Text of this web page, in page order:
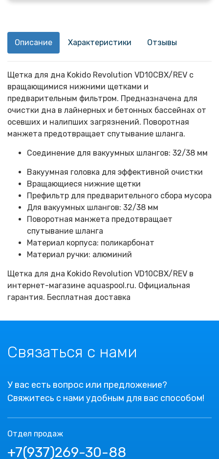
Описание Характеристики Отзывы
Щетка для дна Kokido Revolution VD10CBX/REV с
вращающимися нижними щетками и
предварительным фильтром. Предназначена для
очистки дна в лайнерных и бетонных бассейнах от
осевших и налипших загрязнений. Поворотная
манжета предотвращает спутывание шланга.
Соединение для вакуумных шлангов: 32/38 мм
Вакуумная головка для эффективной очистки
Вращающиеся нижние щетки
Префильтр для предварительного сбора мусора
Для вакуумных шлангов: 32/38 мм
Поворотная манжета предотвращает
спутывание шланга
Материал корпуса: поликарбонат
Материал ручки: алюминий
Щетка для дна Kokido Revolution VD10CBX/REV в
интернет-магазине aquaspool.ru. Официальная
гарантия. Бесплатная доставка
Связаться с нами
У вас есть вопрос или предложение?
Свяжитесь с нами удобным для вас способом!
Отдел продаж
+7(937)269-30-88